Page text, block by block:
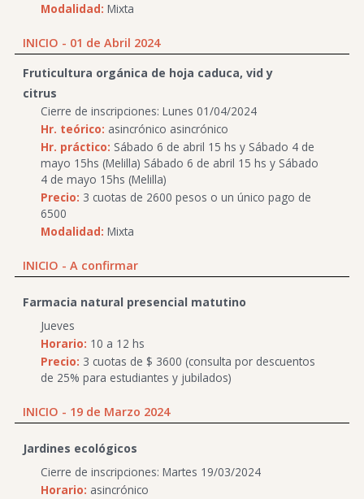
Modalidad: Mixta
INICIO - 01 de Abril 2024
Fruticultura orgánica de hoja caduca, vid y
citrus
Cierre de inscripciones: Lunes 01/04/2024
Hr. teórico: asincrónico asincrónico
Hr. práctico: Sábado 6 de abril 15 hs y Sábado 4 de
mayo 15hs (Melilla) Sábado 6 de abril 15 hs y Sábado
4 de mayo 15hs (Melilla)
Precio: 3 cuotas de 2600 pesos o un único pago de
6500
Modalidad: Mixta
INICIO - A confirmar
Farmacia natural presencial matutino
Jueves
Horario: 10 a 12 hs
Precio: 3 cuotas de $ 3600 (consulta por descuentos
de 25% para estudiantes y jubilados)
INICIO - 19 de Marzo 2024
Jardines ecológicos
Cierre de inscripciones: Martes 19/03/2024
Horario: asincrónico